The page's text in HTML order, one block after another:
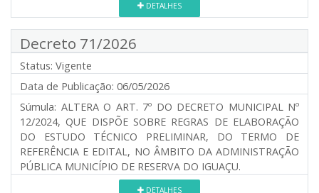
DETALHES
Decreto 71/2026
Status: Vigente
Data de Publicação: 06/05/2026
Súmula: ALTERA O ART. 7º DO DECRETO MUNICIPAL Nº
12/2024, QUE DISPÕE SOBRE REGRAS DE ELABORAÇÃO
DO ESTUDO TÉCNICO PRELIMINAR, DO TERMO DE
REFERÊNCIA E EDITAL, NO ÂMBITO DA ADMINISTRAÇÃO
PÚBLICA MUNICÍPIO DE RESERVA DO IGUAÇU.
DETALHES